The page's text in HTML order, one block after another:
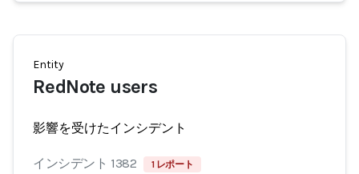
Entity
RedNote users
影響を受けたインシデント
インシデント 1382 1 レポート